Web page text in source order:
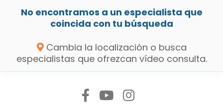
No encontramos a un especialista que
coincida con tu búsqueda
Cambia la localización o busca
especialistas que ofrezcan vídeo consulta.